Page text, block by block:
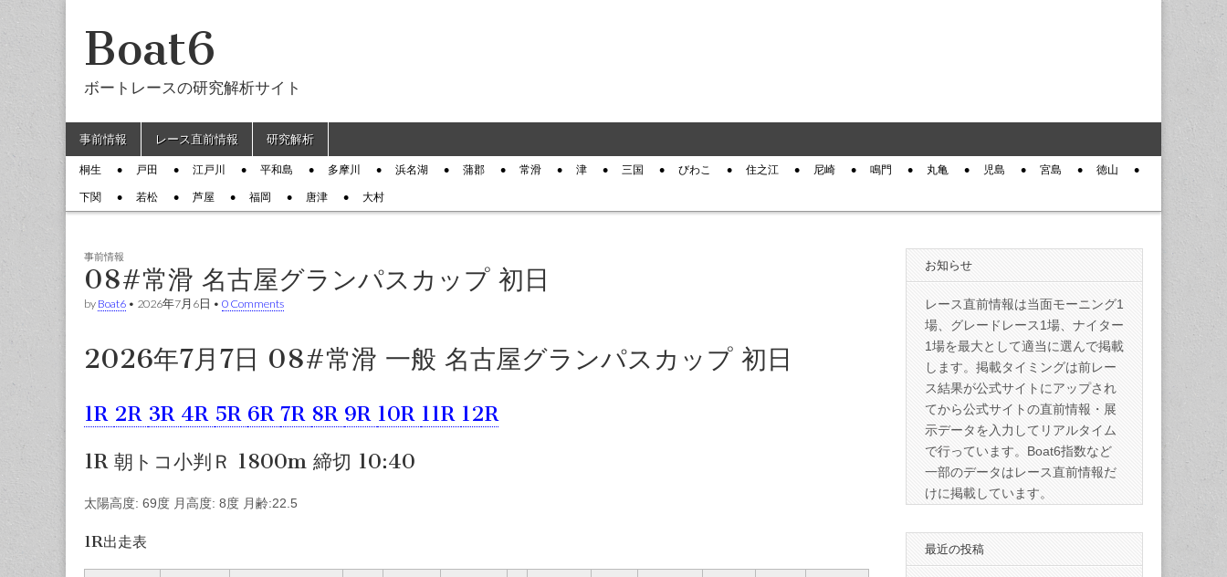
Boat6
ボートレースの研究解析サイト
Main menu
Skip to content
事前情報 レース直前情報 研究解析
Sub menu
桐生 戸田 江戸川 平和島 多摩川 浜名湖 蒲郡 常滑 津 三国 びわこ 住之江 尼崎 鳴門 丸亀 児島 宮島 徳山
下関 若松 芦屋 福岡 唐津 大村
事前情報
08#常滑 名古屋グランパスカップ 初日
by Boat6 • 2026年7月6日 • 0 Comments
2026年7月7日 08#常滑 一般 名古屋グランパスカップ 初日
1R 2R 3R 4R 5R 6R 7R 8R 9R 10R 11R 12R
1R 朝トコ小判Ｒ 1800m 締切 10:40
太陽高度: 69度 月高度: 8度 月齢:22.5
1R出走表
お知らせ
レース直前情報は当面モーニング1
場、グレードレース1場、ナイター
1場を最大として適当に選んで掲載
します。掲載タイミングは前レー
ス結果が公式サイトにアップされ
てから公式サイトの直前情報・展
示データを入力してリアルタイム
で行っています。Boat6指数など
一部のデータはレース直前情報だ
けに掲載しています。
最近の投稿